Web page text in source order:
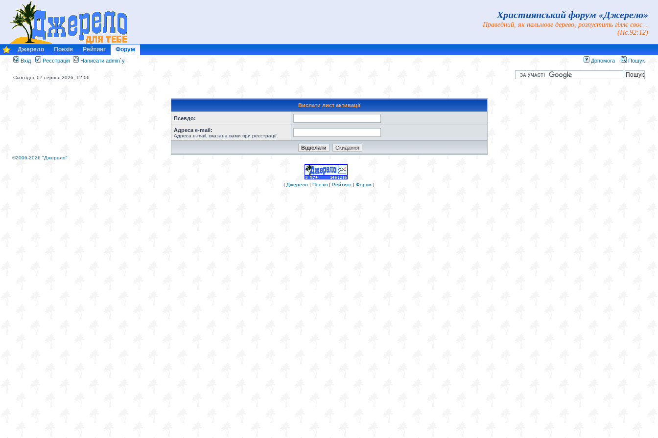
Християнський форум «Джерело»
Праведний, як пальмове дерево, розпустить гіллє своє...
(Пс.92:12)
Джерело Поезія Рейтинг Форум
Вхід Реєстрація Написати admin`у Допомога Пошук
Сьогодні: 07 серпня 2026, 12:06
Вислати лист активації
Псевдо:
Адреса e-mail:
Адреса e-mail, вказана вами при реєстрації.
©2006-2026 "Джерело"
| Джерело | Поезія | Рейтинг | Форум |